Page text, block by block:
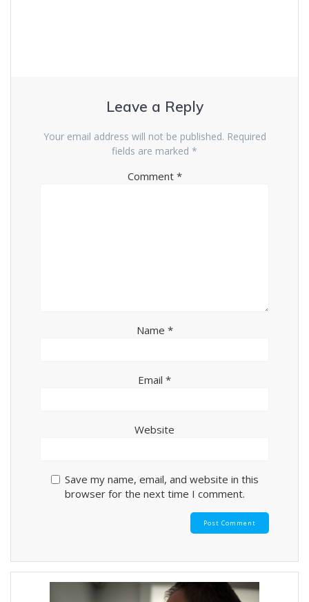
Leave a Reply
Your email address will not be published. Required
fields are marked *
Comment *
Name *
Email *
Website
Save my name, email, and website in this
browser for the next time I comment.